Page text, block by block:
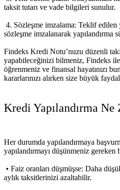
taksit tutarı ve vade bilgileri sunulur.
4. Sözleşme imzalama: Teklif edilen
sözleşme imzalanarak yapılandırma
Findeks Kredi Notu’nuzu düzenli
yapabileceğinizi bilmeniz, Findeks
öğrenmeniz ve finansal hayatınızı
kararlarınızı alırken size büyük
Kredi Yapılandırma Ne
Her durumda yapılandırmaya
yapılandırmayı düşünmeniz gereken
• Faiz oranları düşmüşse: Daha
aylık taksitlerinizi azaltabilir.